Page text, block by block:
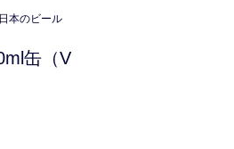
日本のビール
缶（V